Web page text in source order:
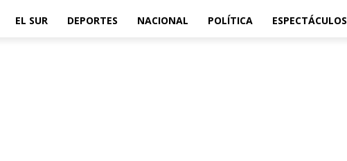
EL SUR DEPORTES NACIONAL POLÍTICA ESPECTÁCULOS